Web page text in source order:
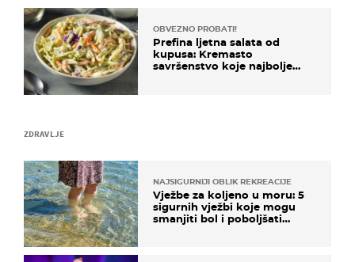
ZDRAVLJE
NAJSIGURNIJI OBLIK REKREACIJE
Vježbe za koljeno u moru: 5
sigurnih vježbi koje mogu
smanjiti bol i poboljšati
OBVEZNO PROBATI!
Prefina ljetna salata od
kupusa: Kremasto
savršenstvo koje najbolje